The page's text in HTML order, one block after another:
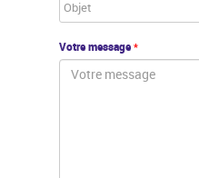
Votre message *